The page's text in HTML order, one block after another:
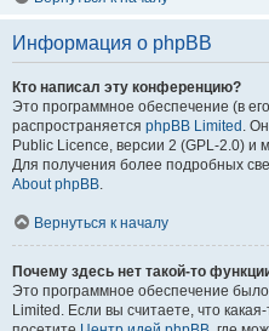
Информация о phpBB
Кто написал эту конференцию?
Это программное обеспечение (в
распространяется phpBB Limited .
Public Licence, версии 2 (GPL-2.0) и
Для получения более подробных
About phpBB.
Вернуться к началу
Почему здесь нет такой-то
Это программное обеспечение
Limited. Если вы считаете, что